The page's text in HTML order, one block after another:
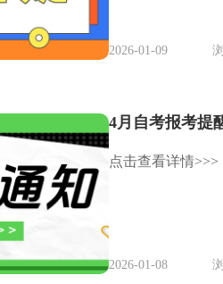
2026-01-09
4月自考报考提
点击查看详情>>>
2026-01-08